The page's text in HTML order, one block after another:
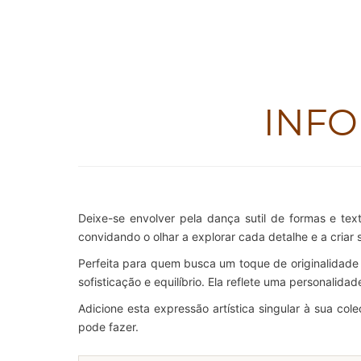
Deixe-se envolver pela dança sutil de formas e
convidando o olhar a explorar cada detalhe e a criar
Perfeita para quem busca um toque de
sofisticação e equilíbrio. Ela reflete uma
Adicione esta expressão artística singular à sua
pode fazer.